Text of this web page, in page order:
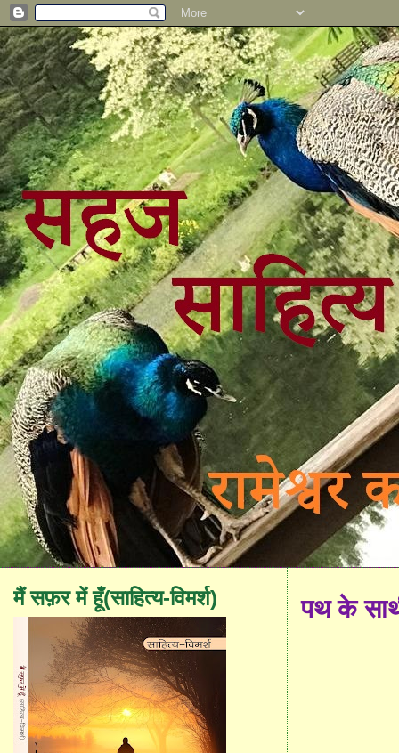
पथ के
मैं सफ़र में हूँ(साहित्य-विमर्श)